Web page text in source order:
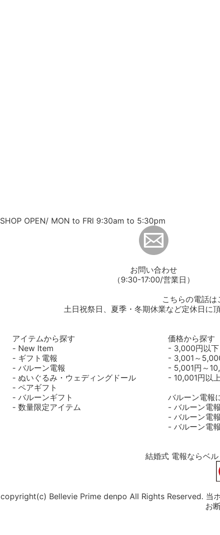
SHOP OPEN/ MON to FRI 9:30am to 5:30pm
お問い合わせ
（9:30-17:00/営業日）
こちらの電話
土日祝祭日、夏季・冬期休業など定休日に
アイテムから探す
- New Item
- ギフト電報
- バルーン電報
- ぬいぐるみ・ウェディングドール
- ペアギフト
- バルーンギフト
- 数量限定アイテム
価格から探す
- 3,000円以下
- 3,001～
- 5,001円～
- 10,001円以
バルーン電報
- バルーン電
- バルーン電
- バルーン電
結婚式 電報ならベ
copyright(c) Bellevie Prime denpo All Rights Reserved. 当
お